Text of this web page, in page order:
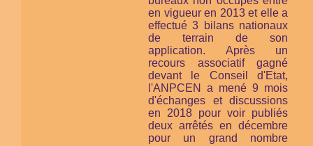
en vigueur en 2013 et elle a
effectué 3 bilans nationaux
de terrain de son
application. Après un
recours associatif gagné
devant le Conseil d'Etat,
l'ANPCEN a mené 9 mois
d'échanges et discussions
en 2018 pour voir publiés
deux arrêtés en décembre
pour un grand nombre